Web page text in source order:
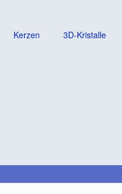
Kerzen 3D-Kristalle